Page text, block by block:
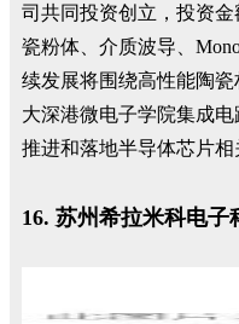
司共同投资创立，投资
瓷粉体、介质波导、
续发展将围绕高性能陶
大深港微电子学院集成
推进和落地半导体芯片相
16. 苏州希拉米科电子